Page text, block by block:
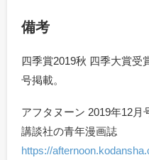
備考
四季賞2019秋 四季大賞受
号掲載。
アフタヌーン 2019年12
講談社の青年漫画誌
https://